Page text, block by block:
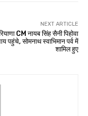
NEXT ARTICLE
CM नायब सिंह सैनी पिहोवा
पहुंचे, सोमनाथ स्वाभिमान पर्व में
शामिल हुए